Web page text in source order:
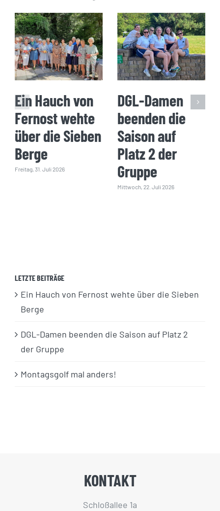
Ein Hauch von
Fernost wehte
über die Sieben
Berge
Freitag, 31. Juli 2026
DGL-Damen
beenden die
Saison auf
Platz 2 der
Gruppe
Mittwoch, 22. Juli 2026
LETZTE BEITRÄGE
Ein Hauch von Fernost wehte über die Sieben
Berge
DGL-Damen beenden die Saison auf Platz 2
der Gruppe
Montagsgolf mal anders!
KONTAKT
Schloßallee 1a